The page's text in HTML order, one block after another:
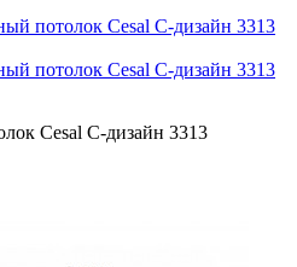
Cesal C-дизайн 3313